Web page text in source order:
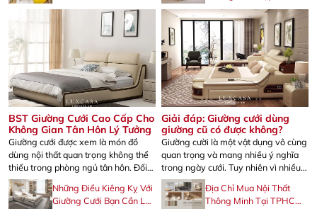
Nội thì ngay trong bài viết này,
Luxcasa sẽ cùng bạn […]
ngày lắp giường cưới được cân nhắc
rất kỹ lưỡng. […]
Đêm Tân Hôn
BST Giường Cưới Cao Cấp Cho
Không Gian Tân Hôn Lý Tưởng
Giường cưới được xem là món đồ
dùng nội thất quan trọng không thể
thiếu trong phòng ngủ tân hôn. Đối
với các cặp đôi sắp kết hôn, việc chọn
giường và bố trí phòng cưới là một
quá trình đòi hỏi phải kỹ lưỡng và cẩn
Những Điều Kiêng Kỵ Với
Giường Cưới Bạn Cần Lưu
Giải đáp: Giường cưới dùng
giường cũ có được không?
Giường cười là một vật dụng vô cùng
quan trọng và mang nhiều ý nghĩa
trong ngày cưới. Tuy nhiên vì nhiều
khía cạnh mà thay vì mua mới, nhiều
người sẽ chọn sử dụng lại giường cũ.
Vậy giường cưới dùng giường cũ có
Địa Chỉ Mua Nội Thất
Thông Minh Tại TPHCM